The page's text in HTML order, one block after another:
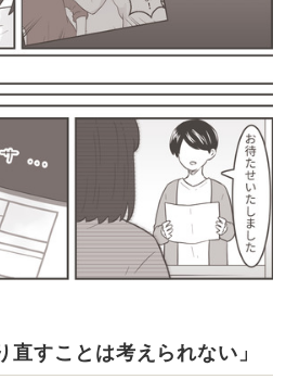
直すことは考えられない」